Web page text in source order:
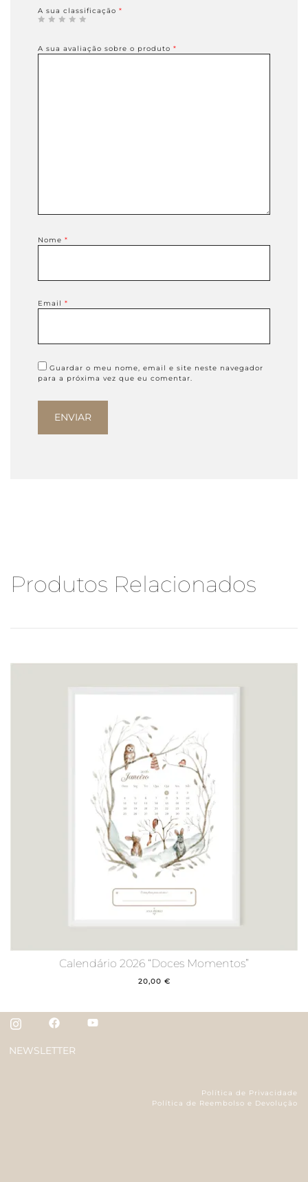
A sua classificação *
A sua avaliação sobre o produto *
Nome *
Email *
Guardar o meu nome, email e site neste navegador
para a próxima vez que eu comentar.
Produtos Relacionados
Calendário 2026 “Doces Momentos”
20,00 €
NEWSLETTER
Política de Privacidade
Política de Reembolso e Devolução